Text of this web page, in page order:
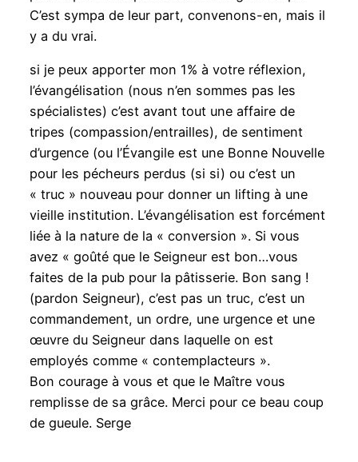
C’est sympa de leur part, convenons-en, mais il
y a du vrai.
si je peux apporter mon 1% à votre réflexion,
l’évangélisation (nous n’en sommes pas les
spécialistes) c’est avant tout une affaire de
tripes (compassion/entrailles), de sentiment
d’urgence (ou l’Évangile est une Bonne Nouvelle
pour les pécheurs perdus (si si) ou c’est un
« truc » nouveau pour donner un lifting à une
vieille institution. L’évangélisation est forcément
liée à la nature de la « conversion ». Si vous
avez « goûté que le Seigneur est bon…vous
faites de la pub pour la pâtisserie. Bon sang !
(pardon Seigneur), c’est pas un truc, c’est un
commandement, un ordre, une urgence et une
œuvre du Seigneur dans laquelle on est
employés comme « contemplacteurs ».
Bon courage à vous et que le Maître vous
remplisse de sa grâce. Merci pour ce beau coup
de gueule. Serge